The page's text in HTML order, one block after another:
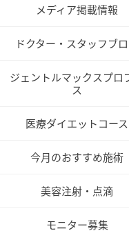
メディア掲載情報
ドクター・スタッフブ
ジェントルマックスプロ
ス
医療ダイエットコース
今月のおすすめ施術
美容注射・点滴
モニター募集